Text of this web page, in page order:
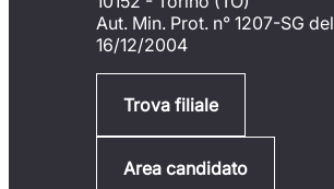
Aut. Min. Prot. n° 1207-SG del
16/12/2004
Trova filiale
Area candidato